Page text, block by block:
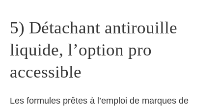
5) Détachant antirouille
liquide, l’option pro
accessible
Les formules prêtes à l’emploi de marques de